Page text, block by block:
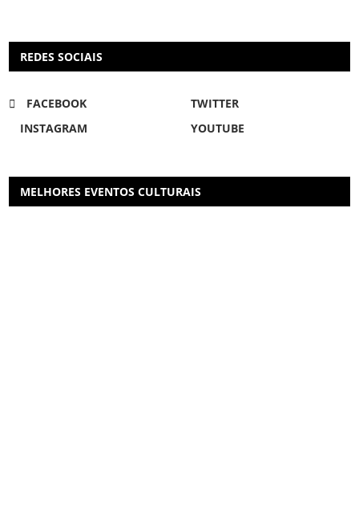
REDES SOCIAIS
FACEBOOK
TWITTER
INSTAGRAM
YOUTUBE
MELHORES EVENTOS CULTURAIS